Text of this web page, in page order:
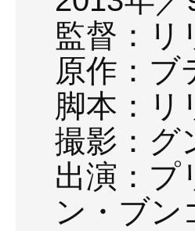
監督：リ
原作：ブ
脚本：リ
撮影：グ
出演：
ン・ブン